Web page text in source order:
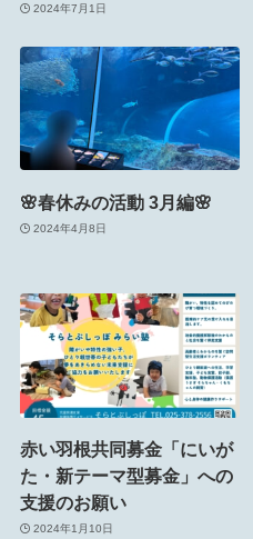
2024年7月1日
🌸春休みの活動 3月編🌸
2024年4月8日
赤い羽根共同募金「にいが
た・新テーマ型募金」への
支援のお願い
2024年1月10日